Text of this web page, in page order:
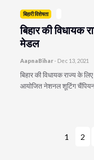
बिहारी विशेषता
बिहार की विधायक
मेडल
AapnaBihar- Dec 13, 2021
बिहार की विधायक राज्य के
आयोजित नेशनल शूटिंग
1 2